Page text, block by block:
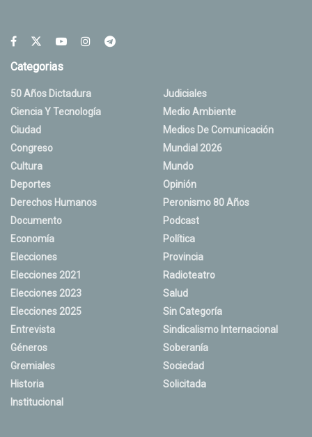
Categorias
50 Años Dictadura
Ciencia Y Tecnología
Ciudad
Congreso
Cultura
Deportes
Derechos Humanos
Documento
Economía
Elecciones
Elecciones 2021
Elecciones 2023
Elecciones 2025
Entrevista
Géneros
Gremiales
Historia
Institucional
Judiciales
Medio Ambiente
Medios De Comunicación
Mundial 2026
Mundo
Opinión
Peronismo 80 Años
Podcast
Política
Provincia
Radioteatro
Salud
Sin Categoría
Sindicalismo Internacional
Soberanía
Sociedad
Solicitada